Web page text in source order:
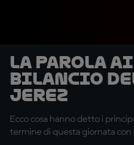
La parola
bilancio
Jerez
Ecco cosa hanno detto i
termine di questa giornata